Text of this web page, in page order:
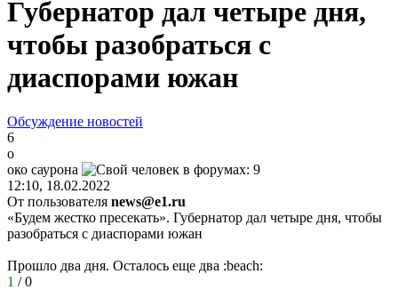
Губернатор дал четыре дня,
чтобы разобраться с
диаспорами южан
Обсуждение новостей
6
о
око саурона
12:10, 18.02.2022
От пользователя news@e1.ru
«Будем жестко пресекать». Губернатор дал четыре дня, чтобы
разобраться с диаспорами южан
Прошло два дня. Осталось еще два :beach:
1 /0